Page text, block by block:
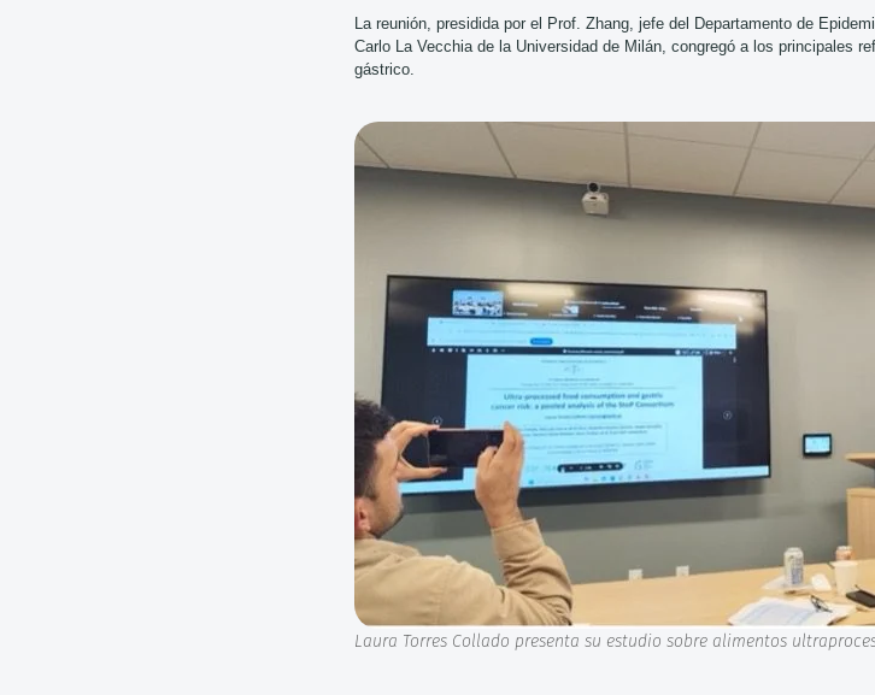
La reunión, presidida por el Prof. Zhang, jefe del Departamento de
Carlo La Vecchia de la Universidad de Milán, congregó a los principales
gástrico.
Laura Torres Collado presenta su estudio sobre alimentos